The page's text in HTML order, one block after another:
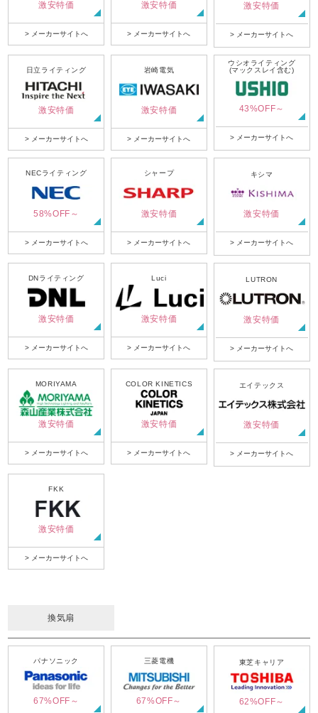
激安特価
> メーカーサイトへ
激安特価
> メーカーサイトへ
激安特価
> メーカーサイトへ
日立ライティング
激安特価
> メーカーサイトへ
岩崎電気
激安特価
> メーカーサイトへ
ウシオライティング
(マックスレイ含む)
43%OFF～
> メーカーサイトへ
NECライティング
58%OFF～
> メーカーサイトへ
シャープ
激安特価
> メーカーサイトへ
キシマ
激安特価
> メーカーサイトへ
DNライティング
激安特価
> メーカーサイトへ
Luci
激安特価
> メーカーサイトへ
LUTRON
激安特価
> メーカーサイトへ
MORIYAMA
激安特価
> メーカーサイトへ
COLOR KINETICS
激安特価
> メーカーサイトへ
エイテックス
激安特価
> メーカーサイトへ
FKK
激安特価
> メーカーサイトへ
換気扇
パナソニック
67%OFF～
三菱電機
67%OFF～
東芝キャリア
62%OFF～